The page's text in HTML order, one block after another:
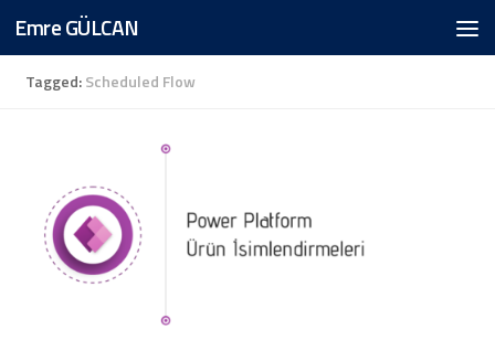
Skip to content
Emre GÜLCAN
Tagged:Scheduled Flow